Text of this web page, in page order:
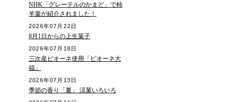
NHK「グレーテルのかまど」で柿
羊羹が紹介されました！
2026年07月22日
8月1日からの上生菓子
2026年07月18日
三次産ピオーネ使用「ピオーネ大
福」
2026年07月13日
季節の香り「夏」 涼菓いろいろ